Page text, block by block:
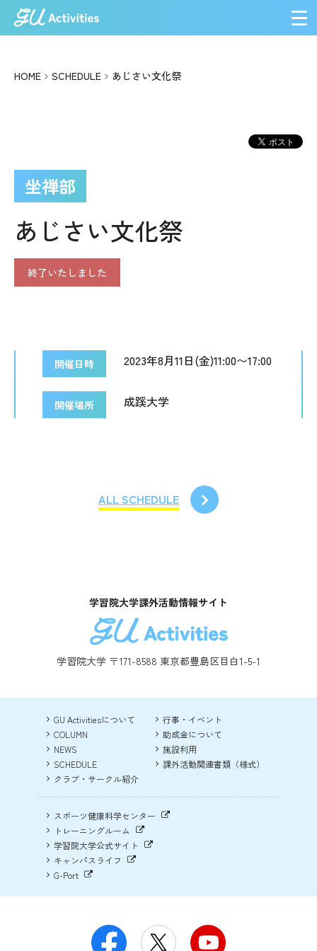
メ
HOME SCHEDULE あじさい文化祭
坐禅部
あじさい文化祭
終了いたしました
開催日時 2023年8月11日(金)11:00〜17:00
開催場所 成蹊大学
ALL SCHEDULE
学習院大学課外活動情報サイト
学習院大学 〒171-8588 東京都豊島区目白1-5-1
GU Activitiesについて
COLUMN
NEWS
SCHEDULE
クラブ・サークル紹介
行事・イベント
助成金について
施設利用
課外活動関連書類（様式）
スポーツ健康科学センター
トレーニングルーム
学習院大学公式サイト
キャンパスライフ
G-Port